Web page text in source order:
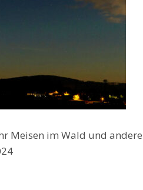
Meisen im Wald und